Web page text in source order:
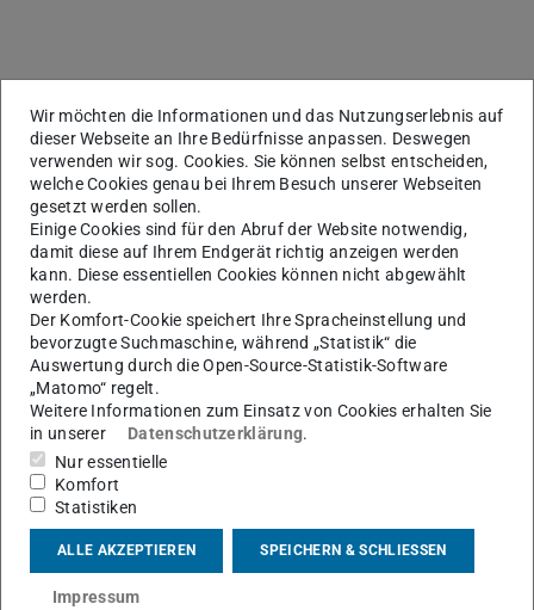
Gastprofessorin am FG Elektrische Energiewandlung
(01.10.2018 - 30.09.2019)
Wir möchten die Informationen und das Nutzungserlebnis auf
dieser Webseite an Ihre Bedürfnisse anpassen. Deswegen
verwenden wir sog. Cookies. Sie können selbst entscheiden,
welche Cookies genau bei Ihrem Besuch unserer Webseiten
gesetzt werden sollen.
Einige Cookies sind für den Abruf der Website notwendig,
damit diese auf Ihrem Endgerät richtig anzeigen werden
kann. Diese essentiellen Cookies können nicht abgewählt
werden.
Der Komfort-Cookie speichert Ihre Spracheinstellung und
bevorzugte Suchmaschine, während „Statistik“ die
Auswertung durch die Open-Source-Statistik-Software
„Matomo“ regelt.
Weitere Informationen zum Einsatz von Cookies erhalten Sie
in unserer
Datenschutzerklärung.
Nur essentielle
Komfort
Statistiken
ALLE AKZEPTIEREN SPEICHERN & SCHLIESSEN
Impressum